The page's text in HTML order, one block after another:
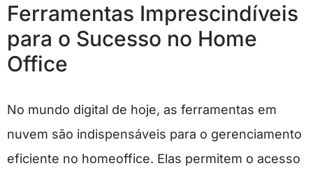
Ferramentas Imprescindíveis
para o Sucesso no Home
Office
No mundo digital de hoje, as ferramentas em
nuvem são indispensáveis para o gerenciamento
eficiente no homeoffice. Elas permitem o acesso